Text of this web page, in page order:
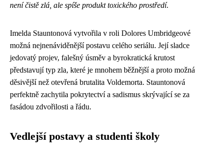
není čistě zlá, ale spíše produkt toxického prostředí.
Imelda Stauntonová vytvořila v roli Dolores Umbridgeové
možná nejnenáviděnější postavu celého seriálu. Její sladce
jedovatý projev, falešný úsměv a byrokratická krutost
představují typ zla, které je mnohem běžnější a proto možná
děsivější než otevřená brutalita Voldemorta. Stauntonová
perfektně zachytila pokrytectví a sadismus skrývající se za
fasádou zdvořilosti a řádu.
Vedlejší postavy a studenti školy